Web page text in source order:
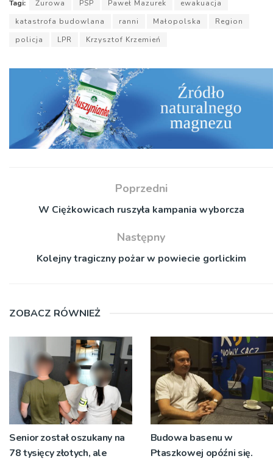
Tagi: Żurowa PSP Paweł Mazurek
ewakuacja
katastrofa budowlana
ranni Małopolska
Region
policja
LPR Krzysztof Krzemień
Poprzedni
W Ciężkowicach ruszyła kampania wyborcza
Następny
Kolejny tragiczny pożar w powiecie gorlickim
ZOBACZ RÓWNIEŻ
Senior został oszukany na
78 tysięcy złotych, ale
Budowa basenu w
Ptaszkowej opóźni się.